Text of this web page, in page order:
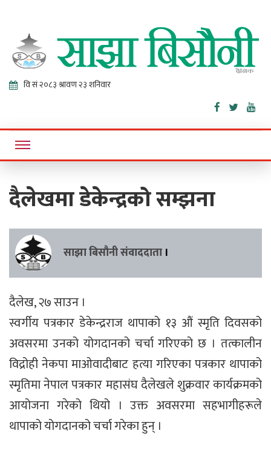
Sajha
Bisaunee
Online News Portal
दैलेखमा डेकेन्द्रको सम्झना
साझा बिसौनी संवाददाता ।
दैलेख, २७ साउन ।
स्वर्गीय पत्रकार डेकेन्द्रराज थापाको १३ औं स्मृति दिवसको
अवसरमा उनको योगदानको चर्चा गरिएको छ । तत्कालीन
विद्रोही नेकपा माओवादीबाट हत्या गरिएका पत्रकार थापाको
स्मृतिमा नेपाल पत्रकार महासंघ दैलेखले शुक्रवार कार्यक्रमको
आयोजना गरेको थियो । उक्त अवसरमा सहभागीहरूले
थापाको योगदानको चर्चा गरेका हुन् ।